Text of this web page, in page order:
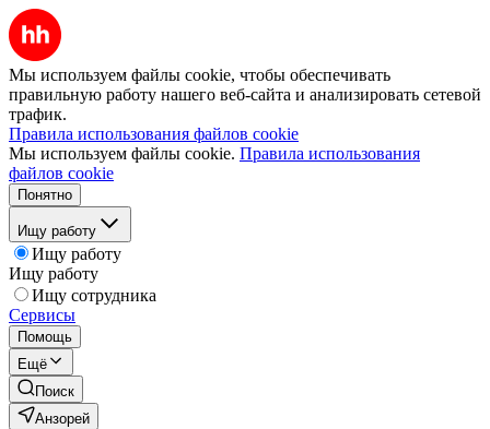
Мы используем файлы cookie, чтобы обеспечивать
правильную работу нашего веб-сайта и анализировать сетевой
трафик.
Правила использования файлов cookie
Мы используем файлы cookie. Правила использования
файлов cookie
Понятно
Ищу работу
Ищу работу
Ищу работу
Ищу сотрудника
Сервисы
Помощь
Ещё
Поиск
Анзорей